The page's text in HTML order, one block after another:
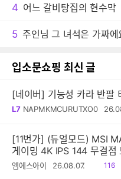
4 어느 갈비탕집의 현수막
5 주인님 그 녀석은 가짜에
입소문쇼핑 최신 글
[네이버] 기능성 카라 반
L7 NAPMKMCURUTXO0
[11번가] (듀얼모드) MSI
게이밍 4K IPS 144 무결
엠에스아이 26.08.07.
읽
116